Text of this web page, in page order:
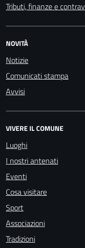
Tributi, finanze e
NOVITÀ
Notizie
Comunicati stampa
Avvisi
VIVERE IL COMUNE
Luoghi
I nostri antenati
Eventi
Cosa visitare
Sport
Associazioni
Tradizioni